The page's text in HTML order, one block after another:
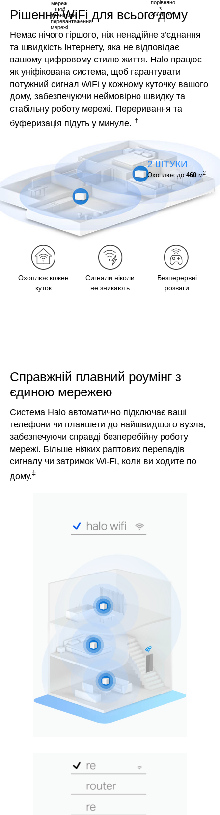
мереж,
щоб
зменшити
перевантаження
мережі.
порівняно
з
256-QAM.
Рішення WiFi для всього дому
Немає нічого гіршого, ніж ненадійне з’єднання
та швидкість Інтернету, яка не відповідає
вашому цифровому стилю життя. Halo працює
як уніфікована система, щоб гарантувати
потужний сигнал WiFi у кожному куточку вашого
дому, забезпечуючи неймовірно швидку та
стабільну роботу мережі. Переривання та
буферизація підуть у минуле. †
Охоплює кожен
куток
Сигнали ніколи
не зникають
Безперервні
розваги
2 ШТУКИ
Охоплює до460м2
Справжній плавний роумінг з
єдиною мережею
Система Halo автоматично підключає ваші
телефони чи планшети до найшвидшого вузла,
забезпечуючи справді безперебійну роботу
мережі. Більше ніяких раптових перепадів
сигналу чи затримок Wi-Fi, коли ви ходите по
дому.‡